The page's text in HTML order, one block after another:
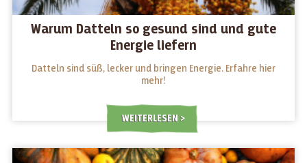
Warum Datteln so gesund sind und gute
Energie liefern
Datteln sind süß, lecker und bringen Energie. Erfahre hier
mehr!
WEITERLESEN